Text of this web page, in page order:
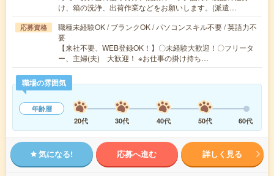
け、箱の洗浄、出荷作業などをお願いします。(派遣…
応募資格
職種未経験OK / ブランクOK / パソコンスキル不要 / 英語力不
要
【来社不要、WEB登録OK！】〇未経験大歓迎！〇フリータ
ー、主婦(夫) 大歓迎！ ※お仕事の掛け持ち…
職場の雰囲気
年齢層
20代
30代 40代 50代 60代
気になる! 応募へ進む 詳しく見る